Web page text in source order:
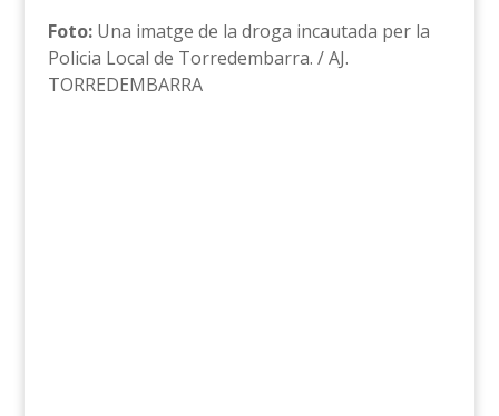
Foto:Una imatge de la droga incautada per la
Policia Local de Torredembarra. / AJ.
TORREDEMBARRA